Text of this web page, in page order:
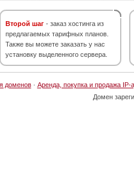
Второй шаг - заказ хостинга из
предлагаемых тарифных планов.
Также вы можете заказать у нас
установку выделенного сервера.
доменов· Аренда, покупка и продажа IP-
Домен